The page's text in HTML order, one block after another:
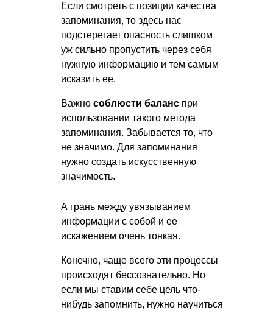
Если смотреть с позиции качества
запоминания, то здесь нас
подстерегает опасность слишком
уж сильно пропустить через себя
нужную информацию и тем самым
исказить ее.
Важно соблюсти баланс при
использовании такого метода
запоминания. Забывается то, что
не значимо. Для запоминания
нужно создать искусственную
значимость.
А грань между увязыванием
информации с собой и ее
искажением очень тонкая.
Конечно, чаще всего эти процессы
происходят бессознательно. Но
если мы ставим себе цель что-
нибудь запомнить, нужно научиться